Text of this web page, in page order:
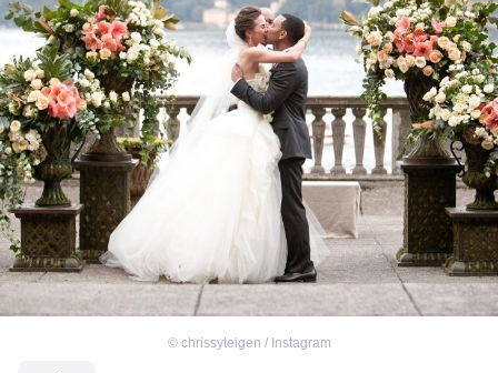
© chrissyteigen / Instagram